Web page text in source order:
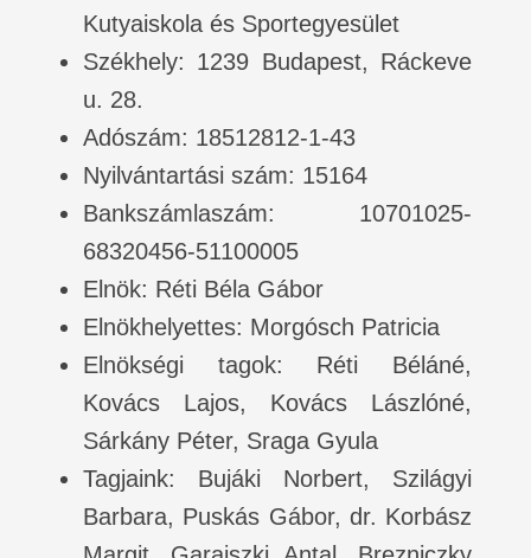
Kutyaiskola és Sportegyesület
Székhely: 1239 Budapest, Ráckeve
u. 28.
Adószám: 18512812-1-43
Nyilvántartási szám: 15164
Bankszámlaszám: 10701025-
68320456-51100005
Elnök: Réti Béla Gábor
Elnökhelyettes: Morgósch Patricia
Elnökségi tagok: Réti Béláné,
Kovács Lajos, Kovács Lászlóné,
Sárkány Péter, Sraga Gyula
Tagjaink: Bujáki Norbert, Szilágyi
Barbara, Puskás Gábor, dr. Korbász